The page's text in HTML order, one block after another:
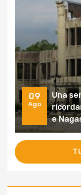
09
Ago
Una
e